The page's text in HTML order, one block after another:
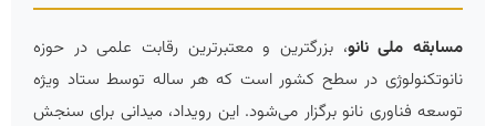
مسابقه ملی نانو، بزرگترین و معتبرترین رقابت علمی در حوزه
نانوتکنولوژی در سطح کشور است که هر ساله توسط ستاد ویژه
توسعه فناوری نانوبرگزار می‌شود. این رویداد، میدانی برای سنجش